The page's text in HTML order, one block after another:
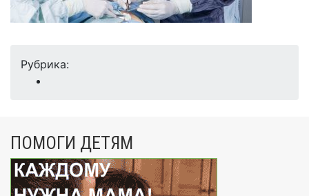
Рубрика:
ПОМОГИ ДЕТЯМ